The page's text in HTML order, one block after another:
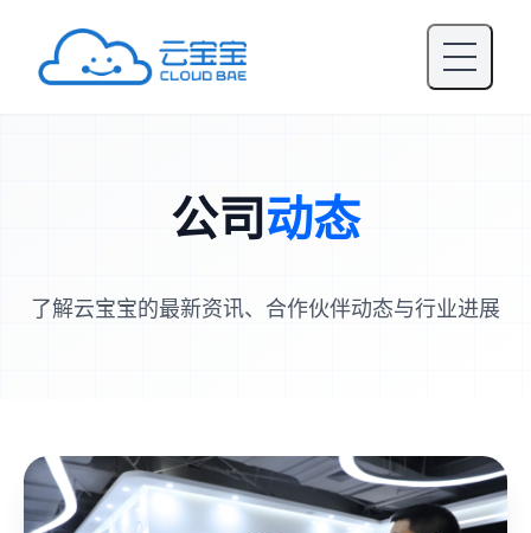
公司动态
了解云宝宝的最新资讯、合作伙伴动态与行业进展